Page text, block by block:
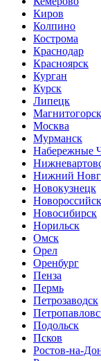
Киров
Колпино
Кострома
Краснодар
Красноярск
Курган
Курск
Липецк
Магнитогорск
Москва
Мурманск
Набережные
Нижний
Новокузнецк
Новороссийск
Новосибирск
Норильск
Омск
Орел
Оренбург
Пенза
Пермь
Петрозаводск
Подольск
Псков
Ростов-на-